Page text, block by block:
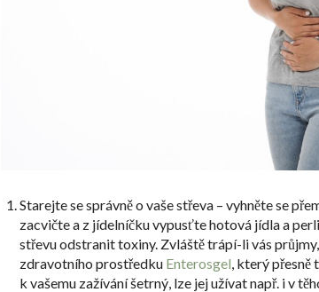
Starejte se správně o vaše střeva – vyhněte se
zacvičte a z jídelníčku vypusťte hotová jídla a
střevu odstranit toxiny. Zvláště trápí-li vás
zdravotního prostředku Enterosgel , který
k vašemu zažívání šetrný, lze jej užívat např. i v